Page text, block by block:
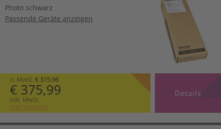
Photo schwarz
Passende Geräte anzeigen
o. MwSt. € 315,96
€ 375,99
inkl. MwSt.
zzgl. Versand
Details